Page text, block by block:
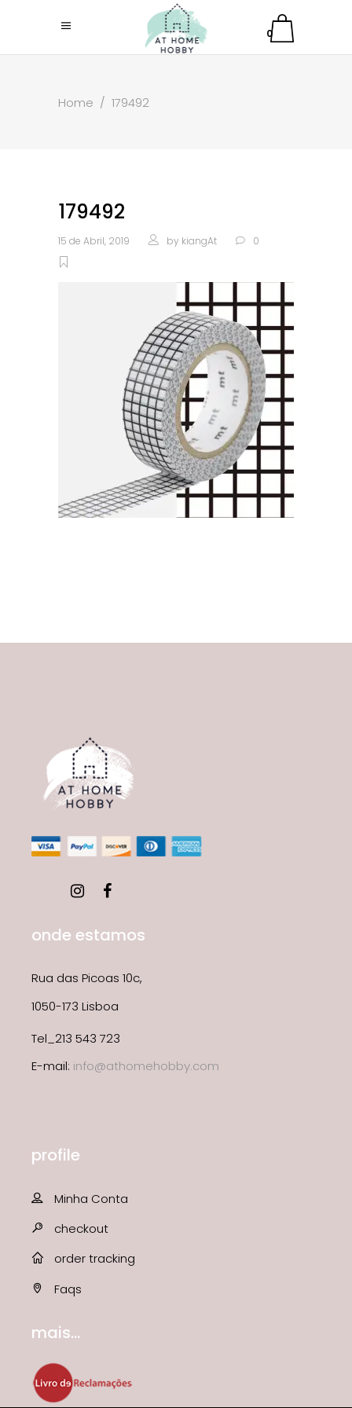
0
Home / 179492
179492
15 de Abril, 2019 by kiangAt 0
onde estamos
Rua das Picoas 10c,
1050-173 Lisboa
Tel_213 543 723
E-mail: info@athomehobby.com
profile
Minha Conta
checkout
order tracking
Faqs
mais...